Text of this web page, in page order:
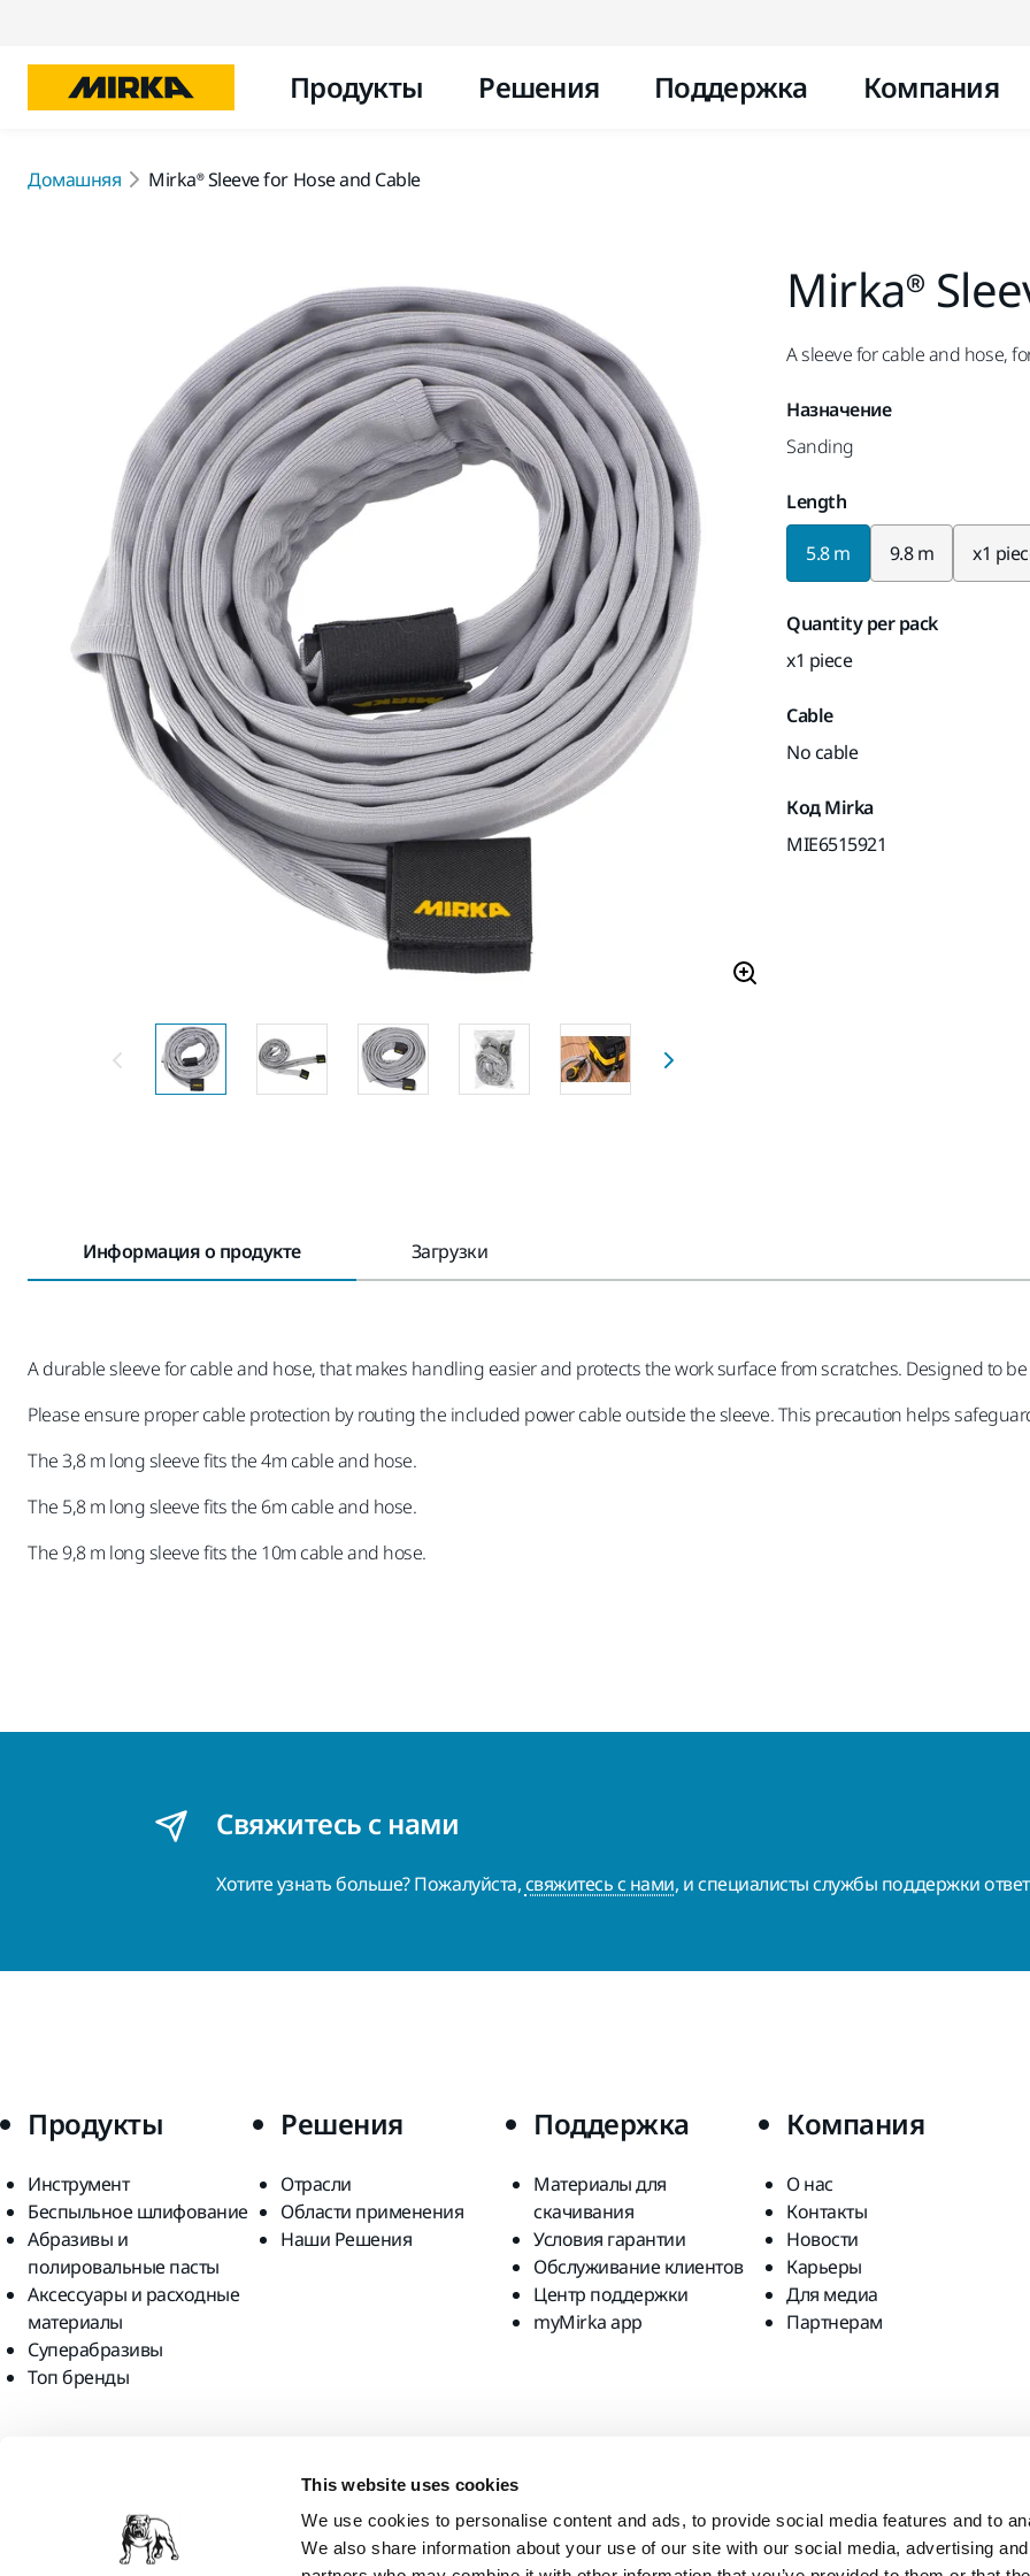
This website uses cookies
We use cookies to personalise content and ads, to provide social media features and to
We also share information about your use of our site with our social media, advertising
Продукты Решения Поддержка Компания
Домашняя Mirka® Sleeve for Hose and Cable
Mirka®
A sleeve for cable and hose,
Назначение
Sanding
Length
5.8 m 9.8 m x1
Quantity per pack
x1 piece
Cable
No cable
Код Mirka
MIE6515921
Информация о продукте Загрузки
A durable sleeve for cable and hose, that makes handling easier and protects the work surface from scratches. Designed to be
Please ensure proper cable protection by routing the included power cable outside the sleeve. This precaution helps
The 3,8 m long sleeve fits the 4m cable and hose.
The 5,8 m long sleeve fits the 6m cable and hose.
The 9,8 m long sleeve fits the 10m cable and hose.
Свяжитесь с нами
Хотите узнать больше? Пожалуйста,свяжитесь с нами, и специалисты службы поддержки
Продукты
Инструмент
Беспыльное шлифование
Абразивы и
полировальные пасты
Аксессуары и расходные
материалы
Суперабразивы
Топ бренды
Решения
Отрасли
Области применения
Наши Решения
Поддержка
Материалы для
скачивания
Условия гарантии
Обслуживание клиентов
Центр поддержки
myMirka app
Компания
О нас
Контакты
Новости
Карьеры
Для медиа
Партнерам